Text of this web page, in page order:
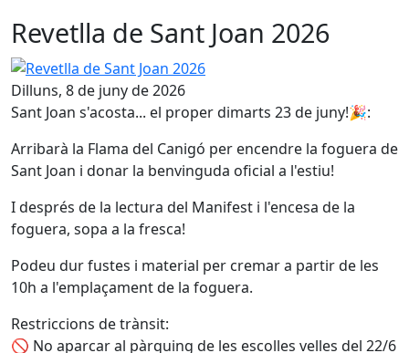
Revetlla de Sant Joan 2026
Revetlla de Sant Joan 2026
Dilluns, 8 de juny de 2026
Sant Joan s'acosta... el proper dimarts 23 de juny!🎉:
Arribarà la Flama del Canigó per encendre la foguera de
Sant Joan i donar la benvinguda oficial a l'estiu!
I després de la lectura del Manifest i l'encesa de la
foguera, sopa a la fresca!
Podeu dur fustes i material per cremar a partir de les
10h a l'emplaçament de la foguera.
Restriccions de trànsit:
🚫 No aparcar al pàrquing de les escolles velles del 22/6